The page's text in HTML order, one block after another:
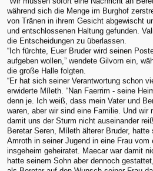
während sich die Menge im Burghof
von Tränen in ihrem Gesicht abgewischt
und entschlossenen Haltung gefunden.
die Entscheidungen zu überlassen.
“Ich fürchte, Euer Bruder wird seinen
aufgeben wollen,” wendete Gilvorn ein,
die große Halle folgten.
“Er hat sich seiner Verantwortung schon
erwiderte Míleth. “Nan Faerrim - seine
denn je. Ich weiß, dass mein Vater und
waren, aber wir sind eine Familie. Und wir
damit uns der Sturm nicht auseinander
Beretar Seren, Míleth älterer Bruder,
Amroth in seiner Jugend in eine Frau
insgeheim geheiratet. Maecar war damit
hatte seinem Sohn aber dennoch